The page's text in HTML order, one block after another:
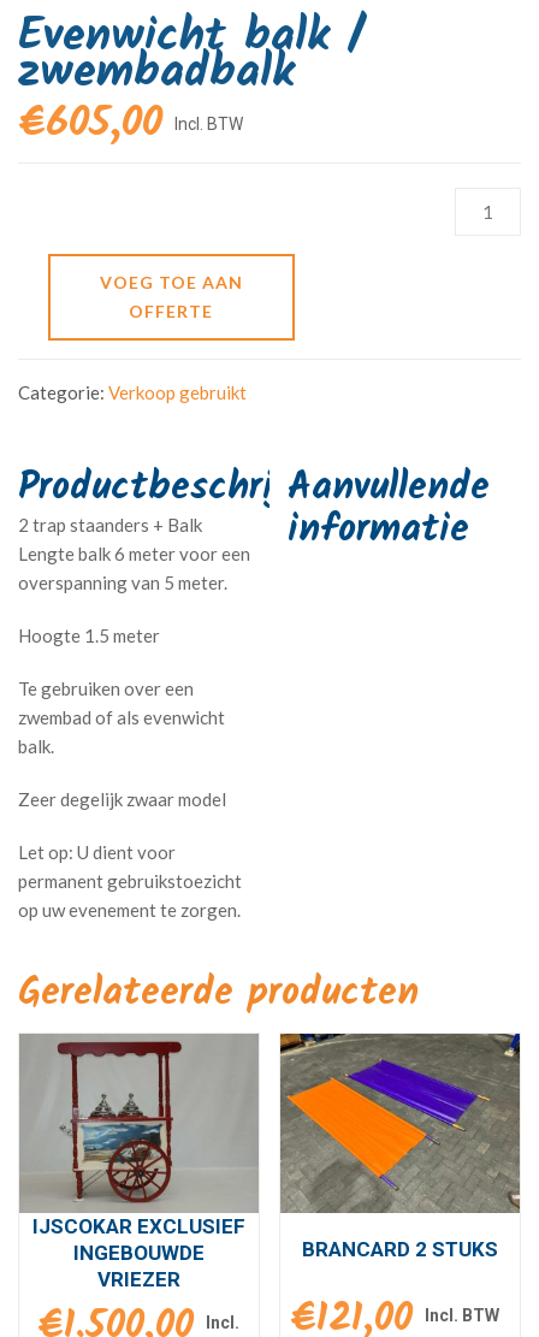
Evenwicht balk /
zwembadbalk
€605,00
VOEG TOE AAN
OFFERTE
Categorie: Verkoop gebruikt
2 trap staanders + Balk
Lengte balk 6 meter voor een
overspanning van 5 meter.
Hoogte 1.5 meter
Te gebruiken over een
zwembad of als evenwicht
balk.
Zeer degelijk zwaar model
Aanvullende
informatie
Gerelateerde producten
IJSCOKAR EXCLUSIEF
INGEBOUWDE
VRIEZER
BRANCARD 2 STUKS
€121,00